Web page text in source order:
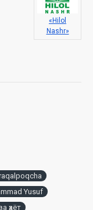
жақсы
«Hilol
Nashr»
Yusuf
ҳаёт